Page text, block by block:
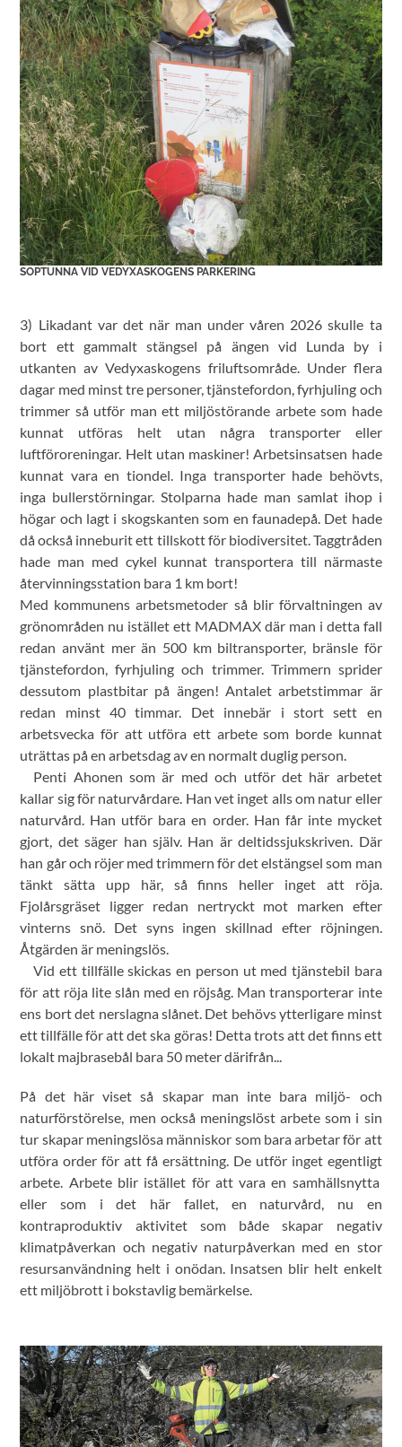
SOPTUNNA VID VEDYXASKOGENS PARKERING
3) Likadant var det när man under våren 2026 skulle ta
bort ett gammalt stängsel på ängen vid Lunda by i
utkanten av Vedyxaskogens friluftsområde. Under flera
dagar med minst tre personer, tjänstefordon, fyrhjuling och
trimmer så utför man ett miljöstörande arbete som hade
kunnat utföras helt utan några transporter eller
luftföroreningar. Helt utan maskiner! Arbetsinsatsen hade
kunnat vara en tiondel. Inga transporter hade behövts,
inga bullerstörningar. Stolparna hade man samlat ihop i
högar och lagt i skogskanten som en faunadepå. Det hade
då också inneburit ett tillskott för biodiversitet. Taggtråden
hade man med cykel kunnat transportera till närmaste
återvinningsstation bara 1 km bort!
Med kommunens arbetsmetoder så blir förvaltningen av
grönområden nu istället ett MADMAX där man i detta fall
redan använt mer än 500 km biltransporter, bränsle för
tjänstefordon, fyrhjuling och trimmer. Trimmern sprider
dessutom plastbitar på ängen! Antalet arbetstimmar är
redan minst 40 timmar. Det innebär i stort sett en
arbetsvecka för att utföra ett arbete som borde kunnat
uträttas på en arbetsdag av en normalt duglig person.
Penti Ahonen som är med och utför det här arbetet
kallar sig för naturvårdare. Han vet inget alls om natur eller
naturvård. Han utför bara en order. Han får inte mycket
gjort, det säger han själv. Han är deltidssjukskriven. Där
han går och röjer med trimmern för det elstängsel som man
tänkt sätta upp här, så finns heller inget att röja.
Fjolårsgräset ligger redan nertryckt mot marken efter
vinterns snö. Det syns ingen skillnad efter röjningen.
Åtgärden är meningslös.
Vid ett tillfälle skickas en person ut med tjänstebil bara
för att röja lite slån med en röjsåg. Man transporterar inte
ens bort det nerslagna slånet. Det behövs ytterligare minst
ett tillfälle för att det ska göras! Detta trots att det finns ett
lokalt majbrasebål bara 50 meter därifrån...
På det här viset så skapar man inte bara miljö- och
naturförstörelse, men också meningslöst arbete som i sin
tur skapar meningslösa människor som bara arbetar för att
utföra order för att få ersättning. De utför inget egentligt
arbete. Arbete blir istället för att vara en samhällsnytta
eller som i det här fallet, en naturvård, nu en
kontraproduktiv aktivitet som både skapar negativ
klimatpåverkan och negativ naturpåverkan med en stor
resursanvändning helt i onödan. Insatsen blir helt enkelt
ett miljöbrott i bokstavlig bemärkelse.